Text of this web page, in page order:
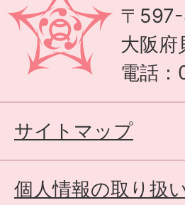
〒
大阪府
電話
サイトマップ
個人情報の取り扱